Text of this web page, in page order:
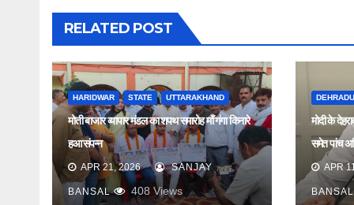
RELATED POST
HARIDWAR STATE UTTARAKHAND
मोती बाजार व्यापार मंडल का शपथ समारोह माँ गंगा किनारे
हुआ संपन्न
APR 21, 2026 SANJAY
BANSAL 408 Views
मोदी के
समेत पांच
APR
BANSAL